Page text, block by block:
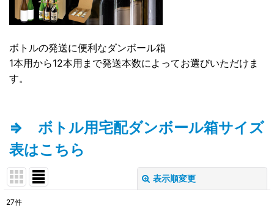
ボトルの発送に便利なダンボール箱
1本用から12本用まで発送本数によってお選びいただけま
す。
⇒ ボトル用宅配ダンボール箱サイズ
表はこちら
表示順変更
27件